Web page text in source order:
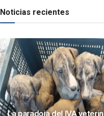
Noticias recientes
La paradoja del IVA